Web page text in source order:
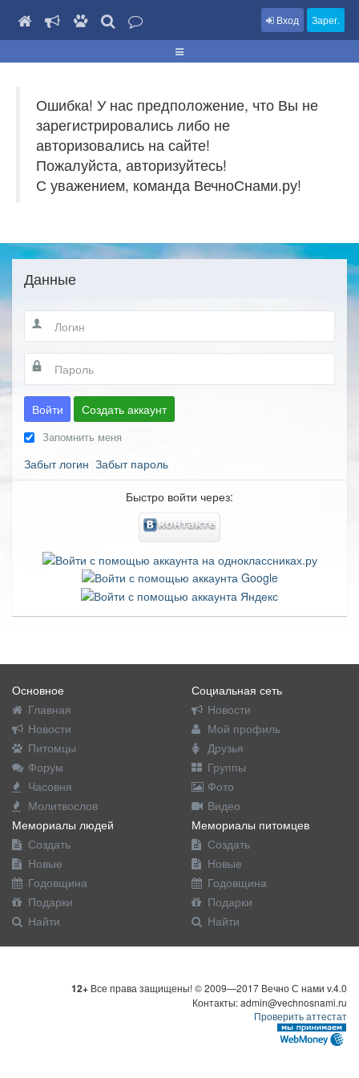
Вход Зарег.
Ошибка! У нас предположение, что Вы не
зарегистрировались либо не
авторизовались на сайте!
Пожалуйста, авторизуйтесь!
С уважением, команда ВечноСнами.ру!
Данные
Войти Создать аккаунт
Запомнить меня
Забыт логин Забыт пароль
Быстро войти через:
Основное
Главная
Новости
Питомцы
Форум
Часовня
Молитвослов
Социальная сеть
Новости
Мой профиль
Друзья
Группы
Фото
Видео
Мемориалы людей
Создать
Новые
Годовщина
Подарки
Найти
Мемориалы питомцев
Создать
Новые
Годовщина
Подарки
Найти
12+ Все права защищены! © 2009—2017 Вечно С нами v.4.0
Контакты: admin@vechnosnami.ru
Проверить аттестат